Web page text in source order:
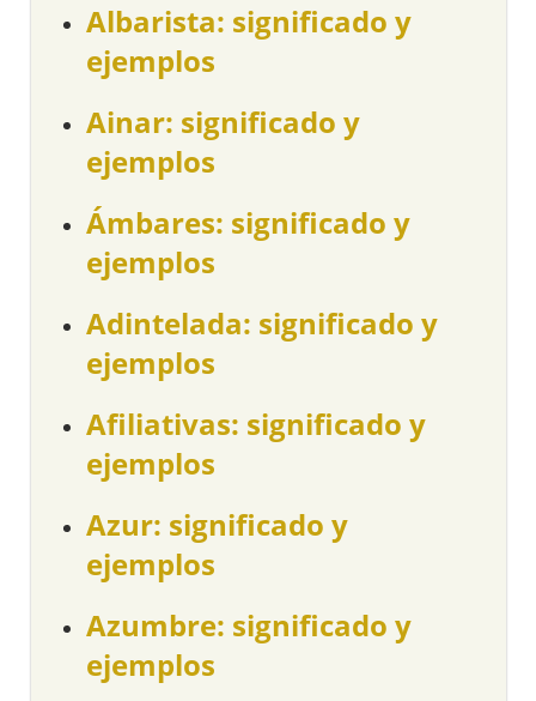
Albarista: significado y
ejemplos
Ainar: significado y
ejemplos
Ámbares: significado y
ejemplos
Adintelada: significado y
ejemplos
Afiliativas: significado y
ejemplos
Azur: significado y
ejemplos
Azumbre: significado y
ejemplos